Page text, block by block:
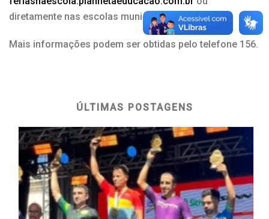
diretamente nas escolas municipais.
Mais informações podem ser obtidas pelo telefone 156.
ÚLTIMAS POSTAGENS